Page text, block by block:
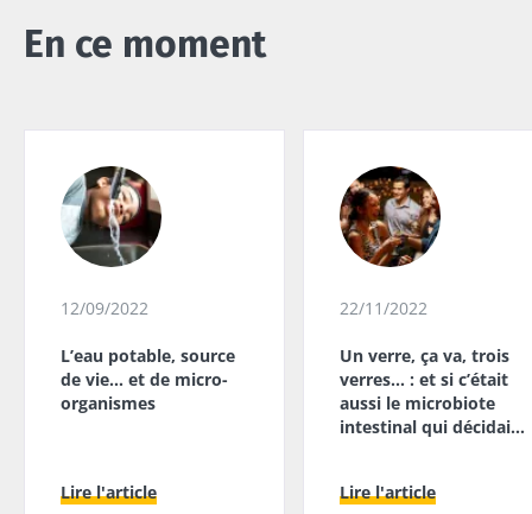
En ce moment
12/09/2022
L’eau potable, source
de vie… et de micro-
organismes
Lire l'article
22/11/2022
Un verre, ça va, trois
verres… : et si c’était
aussi le microbiote
intestinal qui décidait
Lire l'article